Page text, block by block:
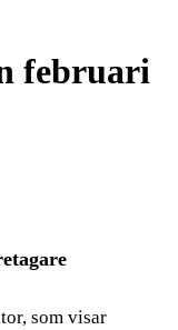
februari
som visar